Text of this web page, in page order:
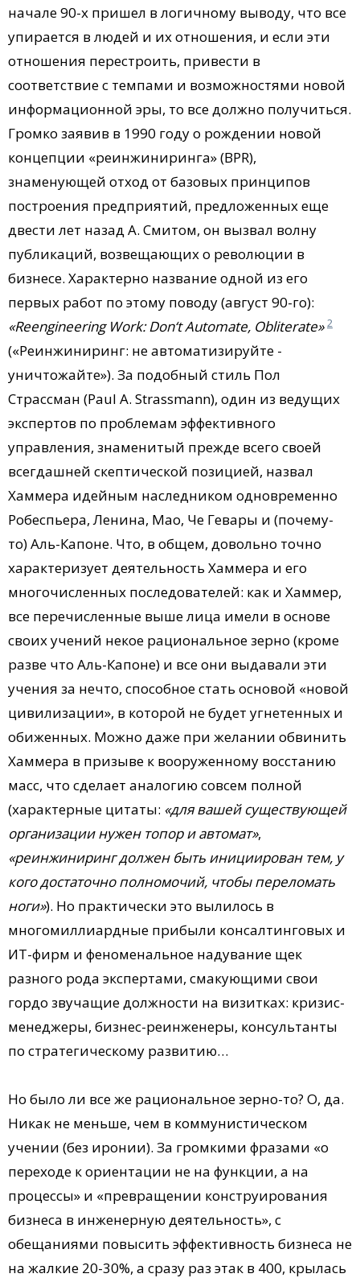
начале 90-х пришел в логичному выводу, что все
упирается в людей и их отношения, и если эти
отношения перестроить, привести в
соответствие с темпами и возможностями новой
информационной эры, то все должно получиться.
Громко заявив в 1990 году о рождении новой
концепции «реинжиниринга» (BPR),
знаменующей отход от базовых принципов
построения предприятий, предложенных еще
двести лет назад А. Смитом, он вызвал волну
публикаций, возвещающих о революции в
бизнесе. Характерно название одной из его
первых работ по этому поводу (август 90-го):
«Reengineering Work: Don‘t Automate, Obliterate» 2
(«Реинжиниринг: не автоматизируйте -
уничтожайте»). За подобный стиль Пол
Страссман (Paul A. Strassmann), один из ведущих
экспертов по проблемам эффективного
управления, знаменитый прежде всего своей
всегдашней скептической позицией, назвал
Хаммера идейным наследником одновременно
Робеспьера, Ленина, Мао, Че Гевары и (почему-
то) Аль-Капоне. Что, в общем, довольно точно
характеризует деятельность Хаммера и его
многочисленных последователей: как и Хаммер,
все перечисленные выше лица имели в основе
своих учений некое рациональное зерно (кроме
разве что Аль-Капоне) и все они выдавали эти
учения за нечто, способное стать основой «новой
цивилизации», в которой не будет угнетенных и
обиженных. Можно даже при желании обвинить
Хаммера в призыве к вооруженному восстанию
масс, что сделает аналогию совсем полной
(характерные цитаты: «для вашей существующей
организации нужен топор и автомат»,
«реинжиниринг должен быть инициирован тем, у
кого достаточно полномочий, чтобы переломать
ноги»). Но практически это вылилось в
многомиллиардные прибыли консалтинговых и
ИТ-фирм и феноменальное надувание щек
разного рода экспертами, смакующими свои
гордо звучащие должности на визитках: кризис-
менеджеры, бизнес-реинженеры, консультанты
по стратегическому развитию…
Но было ли все же рациональное зерно-то? О, да.
Никак не меньше, чем в коммунистическом
учении (без иронии). За громкими фразами «о
переходе к ориентации не на функции, а на
процессы» и «превращении конструирования
бизнеса в инженерную деятельность», с
обещаниями повысить эффективность бизнеса не
на жалкие 20-30%, а сразу раз этак в 400, крылась